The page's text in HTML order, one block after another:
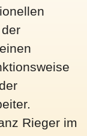
Rieger im